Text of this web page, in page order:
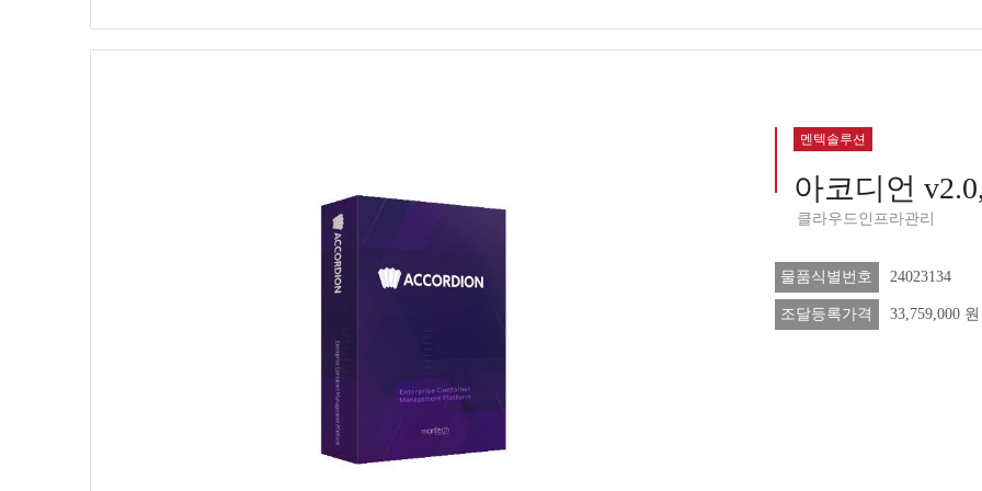
멘텍솔루션
아코디언
클라우드인프라관리
물품식별번호 24023134
조달등록가격 33,759,000 원